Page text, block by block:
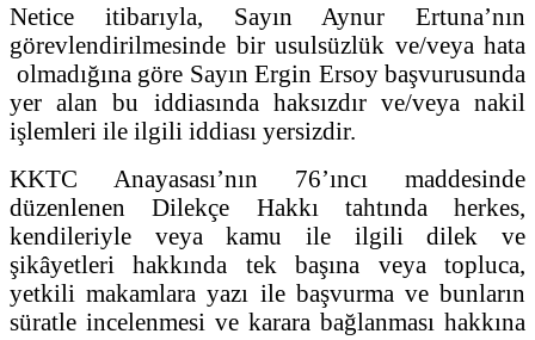
Netice itibarıyla, Sayın Aynur Ertuna’nın
görevlendirilmesinde bir usulsüzlük ve/veya hata
olmadığına göre Sayın Ergin Ersoy başvurusunda
yer alan bu iddiasında haksızdır ve/veya nakil
işlemleri ile ilgili iddiası yersizdir.
KKTC Anayasası’nın 76’ıncı maddesinde
düzenlenen Dilekçe Hakkı tahtında herkes,
kendileriyle veya kamu ile ilgili dilek ve
şikâyetleri hakkında tek başına veya topluca,
yetkili makamlara yazı ile başvurma ve bunların
süratle incelenmesi ve karara bağlanması hakkına